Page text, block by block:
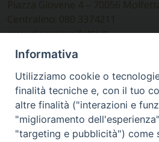
www.diocesimolfetta.it –
Ufficio Comunicazioni sociali
Piazza Giovene 4 – 70056
Informativa
Utilizziamo cookie o
finalità tecniche e, con il tuo
altre finalità ("interazioni e
"miglioramento
"targeting e pubblicità") come